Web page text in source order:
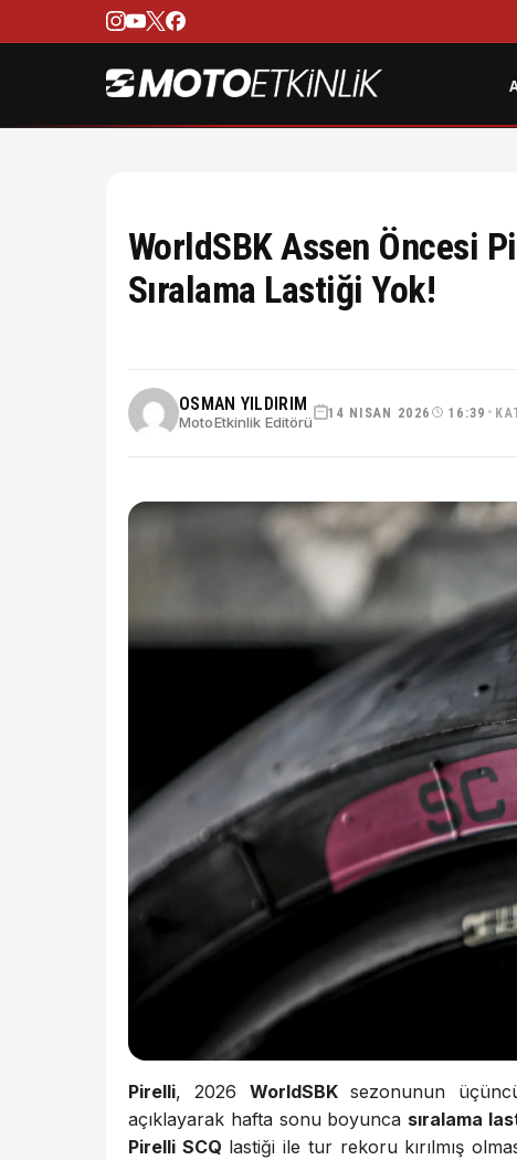
WorldSBK Assen Öncesi
Sıralama Lastiği Yok!
OSMAN YILDIRIM
MotoEtkinlik Editörü
14 NISAN 2026 16:39 •
Pirelli, 2026 WorldSBKsezonunun
açıklayarak hafta sonu boyunca sıralama
Pirelli SCQ lastiği ile tur rekoru kırılmış